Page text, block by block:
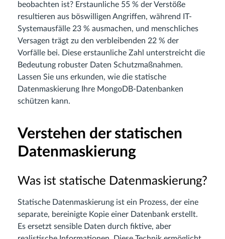
beobachten ist? Erstaunliche 55 % der Verstöße
resultieren aus böswilligen Angriffen, während IT-
Systemausfälle 23 % ausmachen, und menschliches
Versagen trägt zu den verbleibenden 22 % der
Vorfälle bei. Diese erstaunliche Zahl unterstreicht die
Bedeutung robuster Daten Schutzmaßnahmen.
Lassen Sie uns erkunden, wie die statische
Datenmaskierung Ihre MongoDB-Datenbanken
schützen kann.
Verstehen der statischen
Datenmaskierung
Was ist statische Datenmaskierung?
Statische Datenmaskierung ist ein Prozess, der eine
separate, bereinigte Kopie einer Datenbank erstellt.
Es ersetzt sensible Daten durch fiktive, aber